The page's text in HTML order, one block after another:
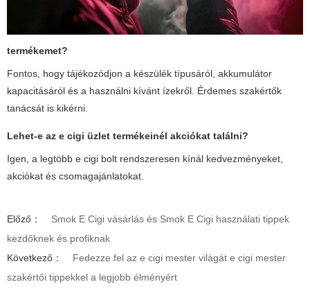
termékemet?
Fontos, hogy tájékozódjon a készülék típusáról, akkumulátor
kapacitásáról és a használni kívánt ízekről. Érdemes szakértők
tanácsát is kikérni.
Lehet-e az e cigi üzlet termékeinél akciókat találni?
Igen, a legtöbb e cigi bolt rendszeresen kínál kedvezményeket,
akciókat és csomagajánlatokat.
Előző：
Smok E Cigi vásárlás és Smok E Cigi használati tippek
kezdőknek és profiknak
Következő：
Fedezze fel az e cigi mester világát e cigi mester
szakértői tippekkel a legjobb élményért